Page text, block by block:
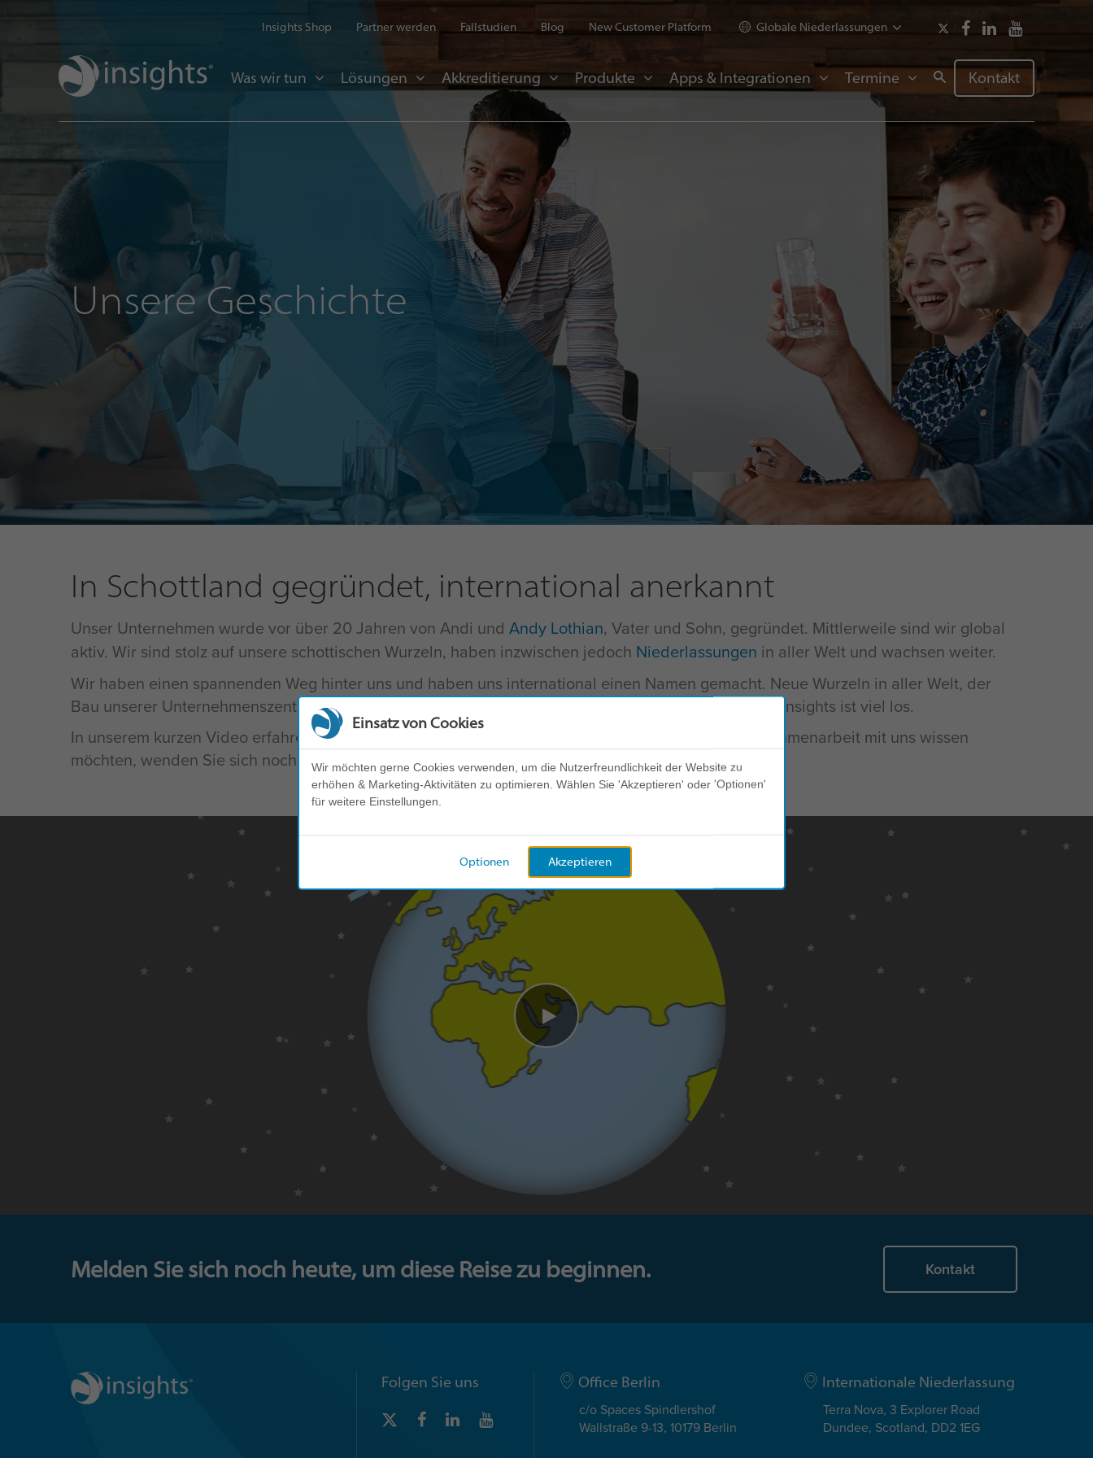
Insights Shop Partner werden Fallstudien Blog New Customer Platform Globale Niederlassungen
Was wir tun Lösungen Akkreditierung Produkte Apps & Integrationen Termine Kontakt
Unsere Geschichte
In Schottland gegründet, international anerkannt
Unser Unternehmen wurde vor über 20 Jahren von Andi und Andy Lothian, Vater und Sohn, gegründet. Mittlerweile sind wir global
aktiv. Wir sind stolz auf unsere schottischen Wurzeln, haben inzwischen jedoch Niederlassungen in aller Welt und wachsen weiter.
Wir haben einen spannenden Weg hinter uns und haben uns international einen Namen gemacht. Neue Wurzeln in aller Welt, der
Bau unserer Unternehmenszentrale Terra Nova, die kürzlich eingeleitete Expansion nach Asien: Bei Insights ist viel los.
In unserem kurzen Video erfahren Sie mehr über unsere Geschichte. Wenn Sie mehr über die Zusammenarbeit mit uns wissen
möchten, wenden Sie sich noch heute an uns.
Melden Sie sich noch heute, um diese Reise zu beginnen. Kontakt
Folgen Sie uns
Office Berlin
c/o Spaces Spindlershof
Wallstraße 9-13, 10179 Berlin
Internationale Niederlassung
Terra Nova, 3 Explorer Road
Dundee, Scotland, DD2 1EG
Einsatz von Cookies
Wir möchten gerne Cookies verwenden, um die Nutzerfreundlichkeit der Website zu
erhöhen & Marketing-Aktivitäten zu optimieren. Wählen Sie 'Akzeptieren' oder 'Optionen'
für weitere Einstellungen.
Akzeptieren
Optionen